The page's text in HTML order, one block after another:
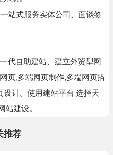
站式服务实体公司、面谈签
代自助建站、建立外贸型网
页,多端网页制作,多端网页搭
计、使用建站平台,选择天
站建设。
推荐